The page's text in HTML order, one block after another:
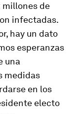
millones de
infectadas.
hay un dato
esperanzas
una
medidas
en los
electo